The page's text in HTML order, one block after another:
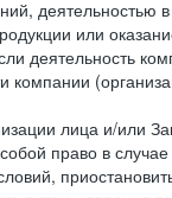
или
деятельность
компании
лица и/или
право в